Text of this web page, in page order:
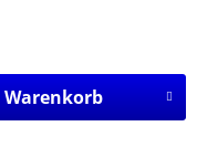
Warenkorb